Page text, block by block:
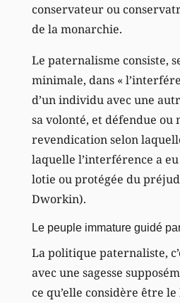
conservateur ou
de la monarchie.
Le paternalisme consiste,
minimale, dans «
d’un individu avec une
sa volonté, et défendue ou
revendication selon
laquelle l’interférence a
lotie ou protégée du
Dworkin).
Le peuple immature guidé
La politique paternaliste,
avec une sagesse
ce qu’elle considère être